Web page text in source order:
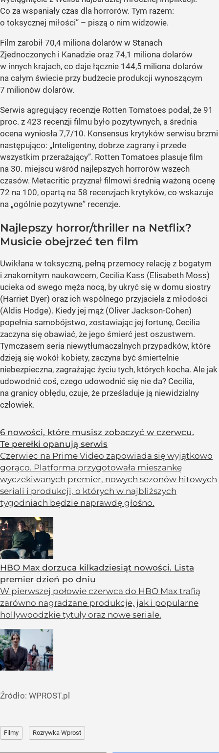
Co za wspaniały czas dla horrorów. Tym razem:
o toksycznej miłości” – piszą o nim widzowie.
Film zarobił 70,4 miliona dolarów w Stanach
Zjednoczonych i Kanadzie oraz 74,1 miliona dolarów
w innych krajach, co daje łącznie 144,5 miliona dolarów
na całym świecie przy budżecie produkcji wynoszącym
7 milionów dolarów.
Serwis agregujący recenzje Rotten Tomatoes podał, że 91
proc. z 423 recenzji filmu było pozytywnych, a średnia
ocena wyniosła 7,7/10. Konsensus krytyków serwisu brzmi
następująco: „Inteligentny, dobrze zagrany i przede
wszystkim przerażający”. Rotten Tomatoes plasuje film
na 30. miejscu wśród najlepszych horrorów wszech
czasów. Metacritic przyznał filmowi średnią ważoną ocenę
72 na 100, opartą na 58 recenzjach krytyków, co wskazuje
na „ogólnie pozytywne” recenzje.
Najlepszy horror/thriller na Netflix?
Musicie obejrzeć ten film
Uwikłana w toksyczną, pełną przemocy relację z bogatym
i znakomitym naukowcem, Cecilia Kass (Elisabeth Moss)
ucieka od swego męża nocą, by ukryć się w domu siostry
(Harriet Dyer) oraz ich wspólnego przyjaciela z młodości
(Aldis Hodge). Kiedy jej mąż (Oliver Jackson-Cohen)
popełnia samobójstwo, zostawiając jej fortunę, Cecilia
zaczyna się obawiać, że jego śmierć jest oszustwem.
Tymczasem seria niewytłumaczalnych przypadków, które
dzieją się wokół kobiety, zaczyna być śmiertelnie
niebezpieczna, zagrażając życiu tych, których kocha. Ale jak
udowodnić coś, czego udowodnić się nie da? Cecilia,
na granicy obłędu, czuje, że prześladuje ją niewidzialny
człowiek.
6 nowości, które musisz zobaczyć w czerwcu.
Te perełki opanują serwis
Czerwiec na Prime Video zapowiada się wyjątkowo
gorąco. Platforma przygotowała mieszankę
wyczekiwanych premier, nowych sezonów hitowych
seriali i produkcji, o których w najbliższych
tygodniach będzie naprawdę głośno.
HBO Max dorzuca kilkadziesiąt nowości. Lista
premier dzień po dniu
W pierwszej połowie czerwca do HBO Max trafią
zarówno nagradzane produkcje, jak i popularne
hollywoodzkie tytuły oraz nowe seriale.
Źródło: WPROST.pl
Filmy Rozrywka Wprost